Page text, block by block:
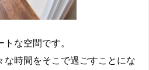
な空間です。
な時間をそこで過ごすことにな